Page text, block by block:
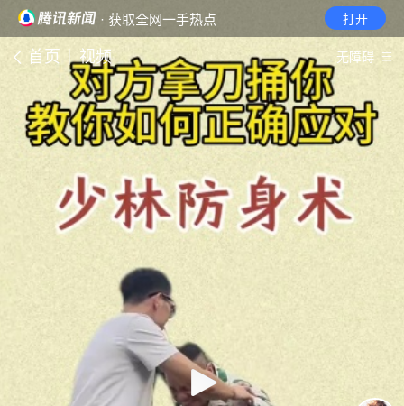
· 获取全网一手热点 打开
首页 视频 无障碍